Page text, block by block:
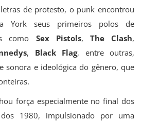
de protesto, o punk encontrou
York seus primeiros polos de
como Sex Pistols, The Clash,
, Black Flag, entre outras,
sonora e ideológica do gênero, que
força especialmente no final dos
1980, impulsionado por uma